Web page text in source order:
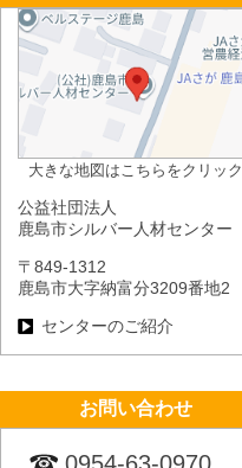
大きな地図はこちらをクリック
公益社団法人
鹿島市シルバー人材センター
〒849-1312
鹿島市大字納富分3209番地2
センターのご紹介
お問い合わせ